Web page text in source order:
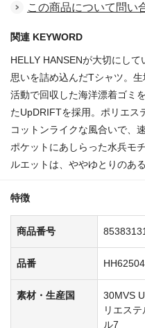
この商品について問い
関連 KEYWORD
HELLY HANSENが大切にし
思いを詰め込んだTシャツ。
活動で回収した海洋漂着ゴミ
たUpDRIFTを採用。ポリエス
コットンライクな風合いで、
ポケットにあしらった水兵モ
ルエットは、ややゆとりのあ
特徴
商品番号 85383131
品番
素材・生産国
30MVS
リエス
ル7